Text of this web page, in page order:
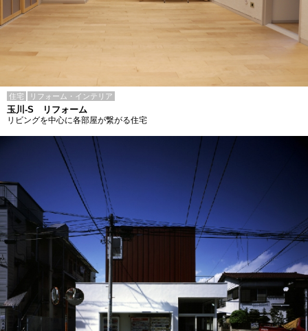
住宅 リフォーム・インテリア
玉川-S リフォーム
リビングを中心に各部屋が繋がる住宅